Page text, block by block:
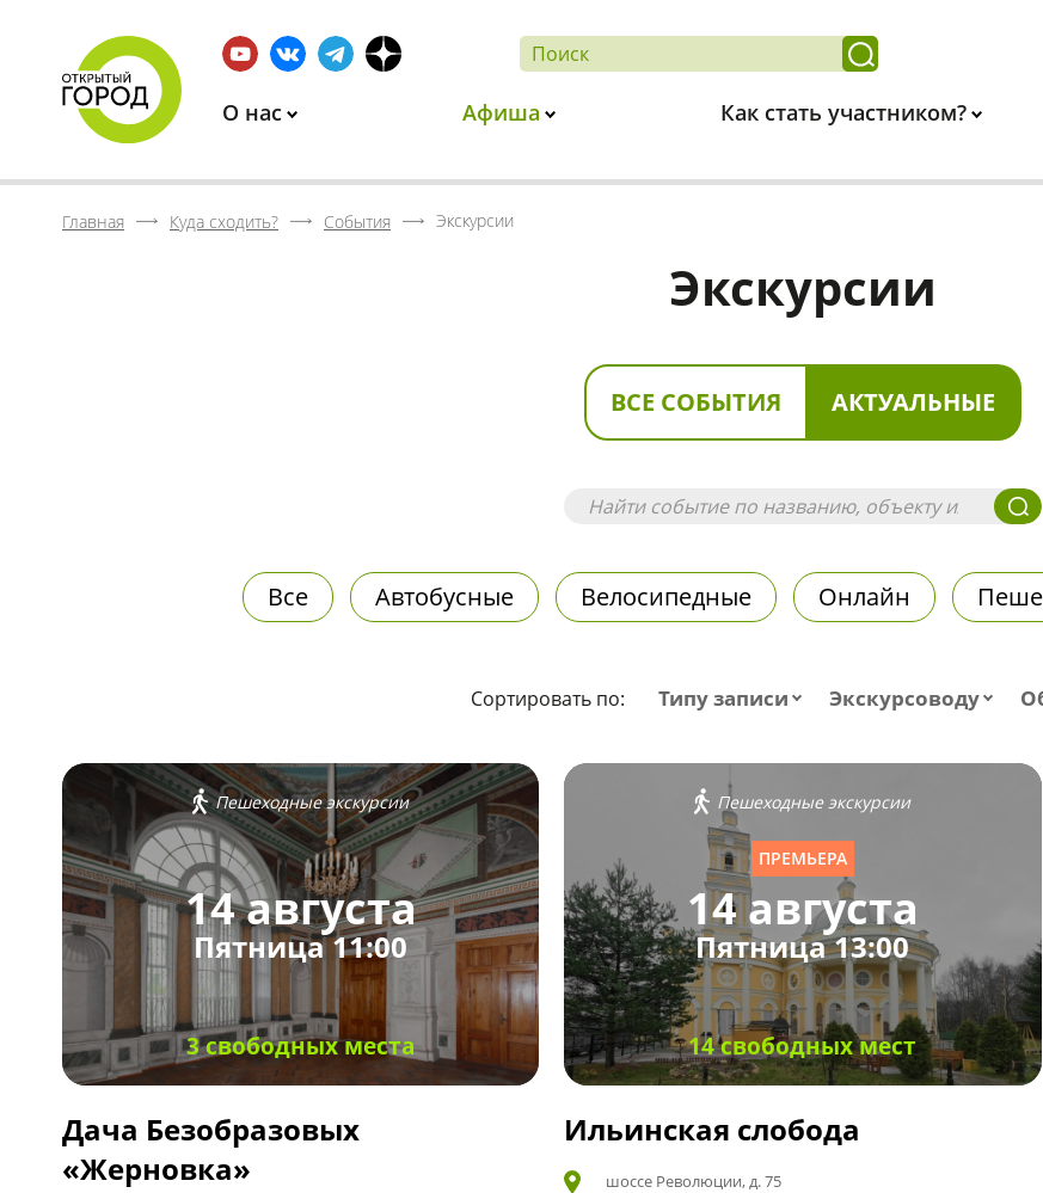
О нас Афиша Как стать участником?
Главная Куда сходить? События Экскурсии
Экскурсии
ВСЕ СОБЫТИЯ АКТУАЛЬНЫЕ
Все Автобусные Велосипедные Онлайн
Сортировать по: Типу записи Экскурсоводу
Пешеходные экскурсии
14 августа
Пятница 11:00
3 свободных места
Дача Безобразовых
«Жерновка»
Пешеходные экскурсии
ПРЕМЬЕРА
14 августа
Пятница 13:00
14 свободных мест
Ильинская слобода
шоссе Революции, д. 75